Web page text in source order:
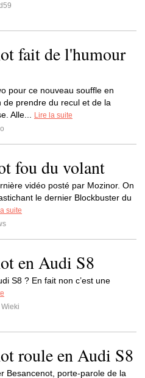
fait de l'humour
pour ce nouveau souffle en
de prendre du recul et de la
Alle...
Lire la suite
fou du volant
vidéo posté par Mozinor. On
le dernier Blockbuster du
suite
en Audi S8
S8 ? En fait non c’est une
roule en Audi S8
Besancenot, porte-parole de la